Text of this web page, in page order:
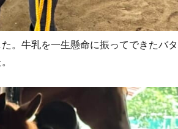
。牛乳を一生懸命に振ってできたバタ